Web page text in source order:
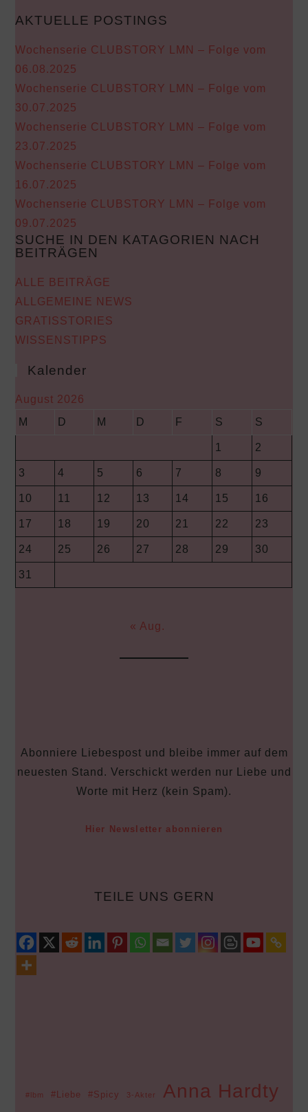
AKTUELLE POSTINGS
Wochenserie CLUBSTORY LMN – Folge vom
06.08.2025
Wochenserie CLUBSTORY LMN – Folge vom
30.07.2025
Wochenserie CLUBSTORY LMN – Folge vom
23.07.2025
Wochenserie CLUBSTORY LMN – Folge vom
16.07.2025
Wochenserie CLUBSTORY LMN – Folge vom
09.07.2025
SUCHE IN DEN KATAGORIEN NACH
BEITRÄGEN
ALLE BEITRÄGE
ALLGEMEINE NEWS
GRATISSTORIES
WISSENSTIPPS
Kalender
August 2026
M
D M D F S S
1 2
3 4 5 6 7 8 9
10 11 12 13 14 15 16
17 18 19 20 21 22 23
24 25 26 27 28 29 30
31
« Aug.
Abonniere Liebespost und bleibe immer auf dem
neuesten Stand. Verschickt werden nur Liebe und
Worte mit Herz (kein Spam).
Hier Newsletter abonnieren
TEILE UNS GERN
#lbm #Liebe #Spicy 3-Akter Anna Hardty